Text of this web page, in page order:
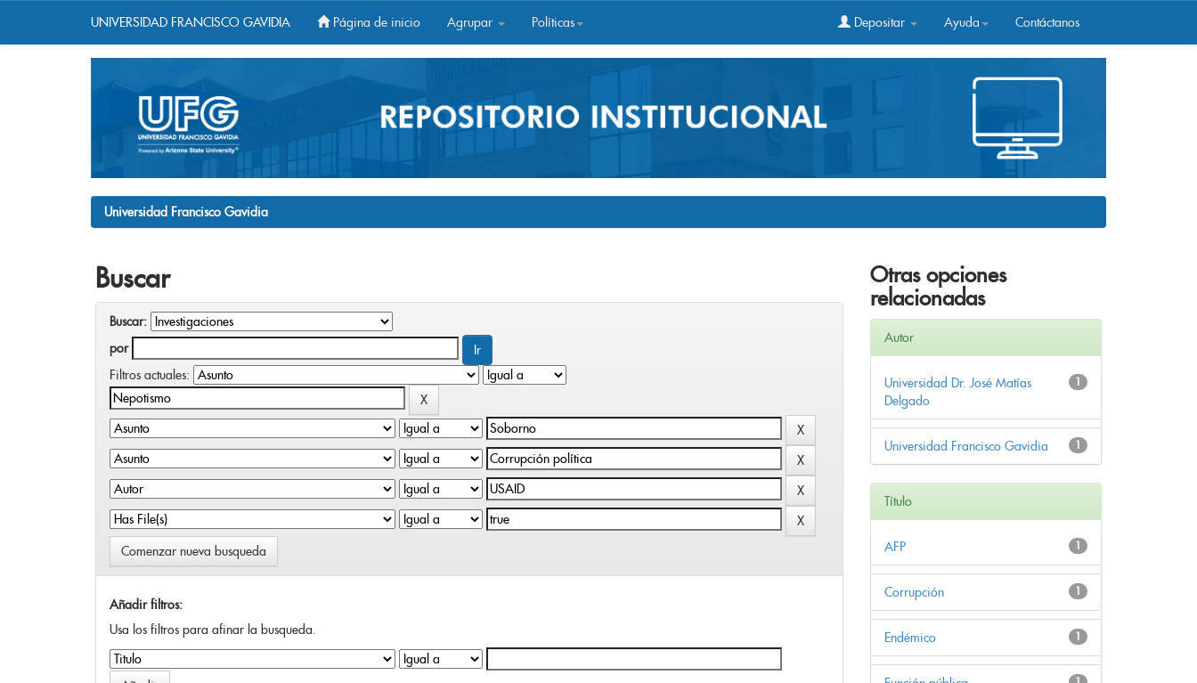
UNIVERSIDAD FRANCISCO GAVIDIA Página de inicio Agrupar Políticas Depositar Ayuda Contáctanos
Universidad Francisco Gavidia
Buscar
Buscar:
por
Filtros actuales:
Comenzar nueva busqueda
Añadir filtros:
Usa los filtros para afinar la busqueda.
Otras opciones
relacionadas
Autor
1
Universidad Dr. José Matías
Delgado
1
Universidad Francisco Gavidia
Título
1
AFP
1
Corrupción
1
Endémico